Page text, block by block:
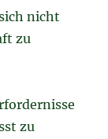
nicht
zu
zu